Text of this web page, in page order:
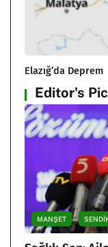
Elazığ’da Deprem
Editor's
MANŞET